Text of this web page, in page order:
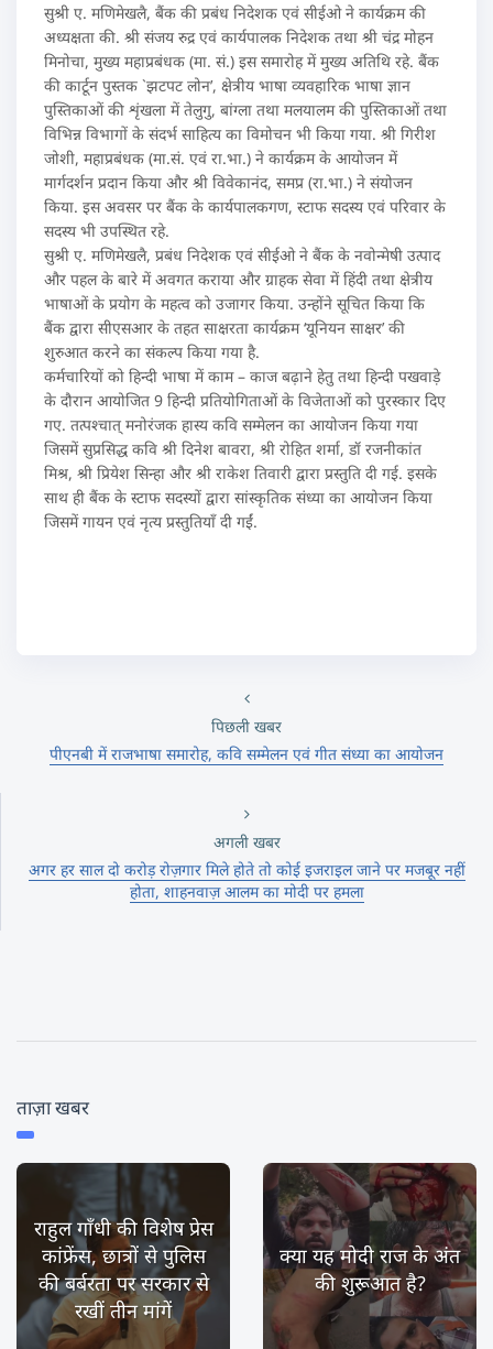
सुश्री ए. मणिमेखलै, बैंक की प्रबंध निदेशक एवं सीईओ ने कार्यक्रम की
अध्‍यक्षता की. श्री संजय रुद्र एवं कार्यपालक निदेशक तथा श्री चंद्र मोहन
मिनोचा, मुख्य महाप्रबंधक (मा. सं.) इस समारोह में मुख्य अतिथि रहे. बैंक
की कार्टून पुस्तक `झटपट लोन’, क्षेत्रीय भाषा व्‍यवहारिक भाषा ज्ञान
पुस्तिकाओं की शृंखला में तेलुगु, बांग्ला तथा मलयालम की पुस्तिकाओं तथा
विभिन्न विभागों के संदर्भ साहित्य का विमोचन भी किया गया. श्री गिरीश
जोशी, महाप्रबंधक (मा.सं. एवं रा.भा.) ने कार्यक्रम के आयोजन में
मार्गदर्शन प्रदान किया और श्री विवेकानंद, समप्र (रा.भा.) ने संयोजन
किया. इस अवसर पर बैंक के कार्यपालकगण, स्टाफ सदस्य एवं परिवार के
सदस्य भी उपस्थित रहे.
सुश्री ए. मणिमेखलै, प्रबंध निदेशक एवं सीईओ ने बैंक के नवोन्‍मेषी उत्‍पाद
और पहल के बारे में अवगत कराया और ग्राहक सेवा में हिंदी तथा क्षेत्रीय
भाषाओं के प्रयोग के महत्‍व को उजागर किया. उन्‍होंने सूचित किया कि
बैंक द्वारा सीएसआर के तहत साक्षरता कार्यक्रम ‘यूनियन साक्षर’ की
शुरुआत करने का संकल्प किया गया है.
कर्मचारियों को हिन्दी भाषा में काम – काज बढ़ाने हेतु तथा हिन्दी पखवाड़े
के दौरान आयोजित 9 हिन्दी प्रतियोगिताओं के विजेताओं को पुरस्कार दिए
गए. तत्‍पश्चात् मनोरंजक हास्य कवि सम्मेलन का आयोजन किया गया
जिसमें सुप्रसिद्ध कवि श्री दिनेश बावरा, श्री रोहित शर्मा, डॉ रजनीकांत
मिश्र, श्री प्रियेश सिन्‍हा और श्री राकेश तिवारी द्वारा प्रस्तुति दी गई. इसके
साथ ही बैंक के स्टाफ सदस्यों द्वारा सांस्कृतिक संध्या का आयोजन किया
जिसमें गायन एवं नृत्य प्रस्तुतियाँ दी गईं.
पिछली खबर
पीएनबी में राजभाषा समारोह, कवि सम्मेलन एवं गीत संध्या का आयोजन
अगली खबर
अगर हर साल दो करोड़ रोज़गार मिले होते तो कोई इजराइल जाने पर मजबूर नहीं
होता, शाहनवाज़ आलम का मोदी पर हमला
ताज़ा खबर
राहुल गाँधी की विशेष प्रेस
कांफ्रेंस, छात्रों से पुलिस
की बर्बरता पर सरकार से
रखीं तीन मांगें
क्या यह मोदी राज के अंत
की शुरूआत है?